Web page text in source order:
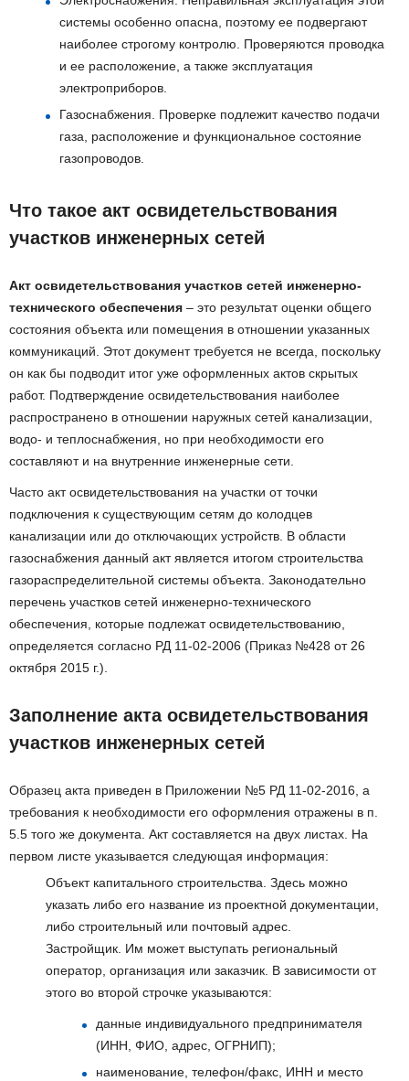
системы особенно опасна, поэтому ее подвергают
наиболее строгому контролю. Проверяются проводка
и ее расположение, а также эксплуатация
электроприборов.
Газоснабжения. Проверке подлежит качество подачи
газа, расположение и функциональное состояние
газопроводов.
Что такое акт освидетельствования
участков инженерных сетей
Акт освидетельствования участков сетей инженерно-
технического обеспечения – это результат оценки общего
состояния объекта или помещения в отношении указанных
коммуникаций. Этот документ требуется не всегда, поскольку
он как бы подводит итог уже оформленных актов скрытых
работ. Подтверждение освидетельствования наиболее
распространено в отношении наружных сетей канализации,
водо- и теплоснабжения, но при необходимости его
составляют и на внутренние инженерные сети.
Часто акт освидетельствования на участки от точки
подключения к существующим сетям до колодцев
канализации или до отключающих устройств. В области
газоснабжения данный акт является итогом строительства
газораспределительной системы объекта. Законодательно
перечень участков сетей инженерно-технического
обеспечения, которые подлежат освидетельствованию,
определяется согласно РД 11-02-2006 (Приказ №428 от 26
октября 2015 г.).
Заполнение акта освидетельствования
участков инженерных сетей
Образец акта приведен в Приложении №5 РД 11-02-2016, а
требования к необходимости его оформления отражены в п.
5.5 того же документа. Акт составляется на двух листах. На
первом листе указывается следующая информация:
Объект капитального строительства. Здесь можно
указать либо его название из проектной документации,
либо строительный или почтовый адрес.
Застройщик. Им может выступать региональный
оператор, организация или заказчик. В зависимости от
этого во второй строчке указываются:
данные индивидуального предпринимателя
(ИНН, ФИО, адрес, ОГРНИП);
наименование, телефон/факс, ИНН и место